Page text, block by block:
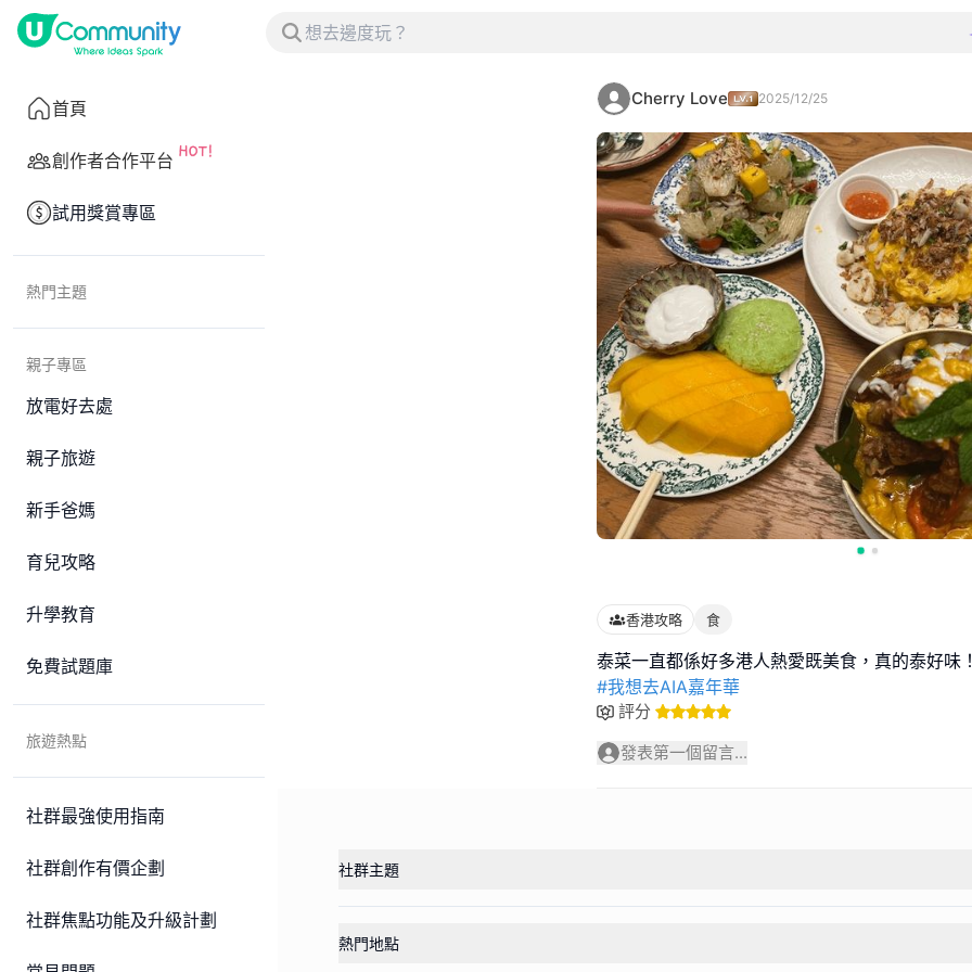
首頁
創作者合作平台
試用獎賞專區
熱門主題
親子專區
放電好去處
親子旅遊
新手爸媽
育兒攻略
升學教育
免費試題庫
旅遊熱點
社群最強使用指南
社群創作有價企劃
社群焦點功能及升級計劃
Cherry Love 2025/12/25
香港攻略 食
#我想去AIA嘉年華
評分
發表第一個留言...
社群主題
熱門地點